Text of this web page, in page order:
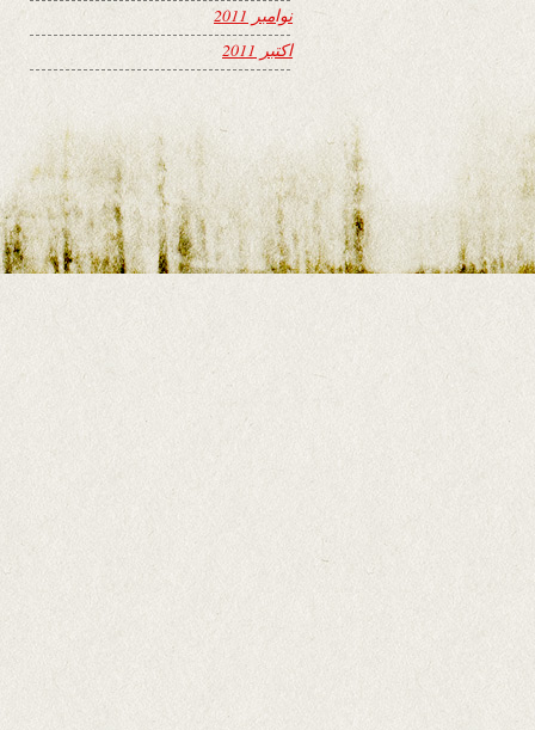
نوامبر 2011
اکتبر 2011